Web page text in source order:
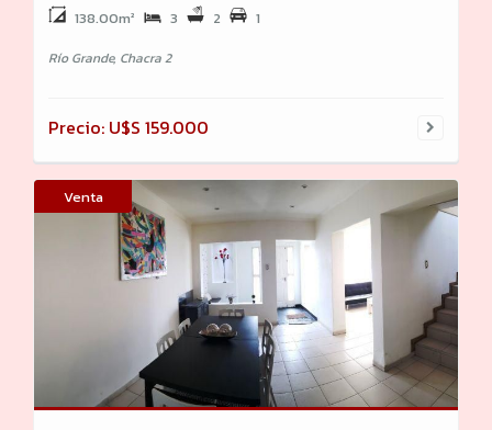
138.00m² 3 2 1
Río Grande, Chacra 2
Precio: U$S 159.000
Venta